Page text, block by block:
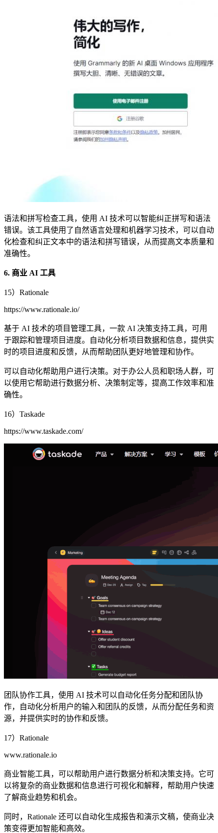
语法和拼写检查工具，使用 AI 技术可以智能纠正拼写和语法
错误。该工具使用了自然语言处理和机器学习技术，可以自动
化检查和纠正文本中的语法和拼写错误，从而提高文本质量和
准确性。
6. 商业 AI 工具
15）Rationale
https://www.rationale.io/
基于 AI 技术的项目管理工具，一款 AI 决策支持工具，可用
于跟踪和管理项目进度。自动化分析项目数据和信息，提供实
时的项目进度和反馈，从而帮助团队更好地管理和协作。
可以自动化帮助用户进行决策。对于办公人员和职场人群，可
以使用它帮助进行数据分析、决策制定等，提高工作效率和准
确性。
16）Taskade
https://www.taskade.com/
团队协作工具，使用 AI 技术可以自动化任务分配和团队协
作，自动化分析用户的输入和团队的反馈，从而分配任务和资
源，并提供实时的协作和反馈。
17）Rationale
www.rationale.io
商业智能工具，可以帮助用户进行数据分析和决策支持。它可
以将复杂的商业数据和信息进行可视化和解释，帮助用户快速
了解商业趋势和机会。
同时，Rationale 还可以自动化生成报告和演示文稿，使商业决
策变得更加智能和高效。